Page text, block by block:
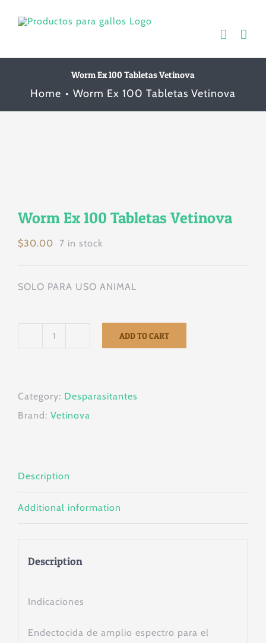
Worm Ex 100 Tabletas Vetinova
Home Worm Ex 100 Tabletas Vetinova
Worm Ex 100 Tabletas Vetinova
$30.00 7 in stock
SOLO PARA USO ANIMAL
Tabletas
Vetinova
ADD TO CART
Category: Desparasitantes
Brand: Vetinova
Description
Additional information
Description
Indicaciones
Endectocida de amplio espectro para el